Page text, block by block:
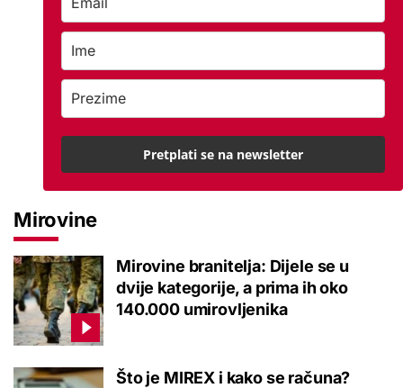
Mirovine
Mirovine branitelja: Dijele se u
dvije kategorije, a prima ih oko
140.000 umirovljenika
Što je MIREX i kako se računa?
Pretplati se na newsletter